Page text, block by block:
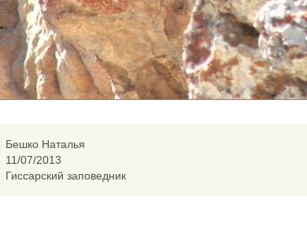
Бешко Наталья
11/07/2013
Гиссарский заповедник